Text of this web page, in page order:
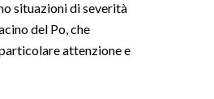
situazioni di severità
del Po, che
attenzione e